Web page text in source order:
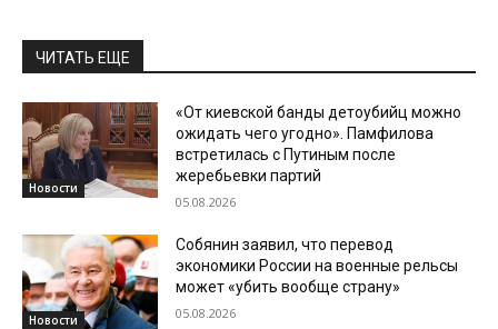
ЧИТАТЬ ЕЩЕ
Новости
«От киевской банды детоубийц можно
ожидать чего угодно». Памфилова
встретилась с Путиным после
жеребьевки партий
05.08.2026
Новости
Собянин заявил, что перевод
экономики России на военные рельсы
может «убить вообще страну»
05.08.2026